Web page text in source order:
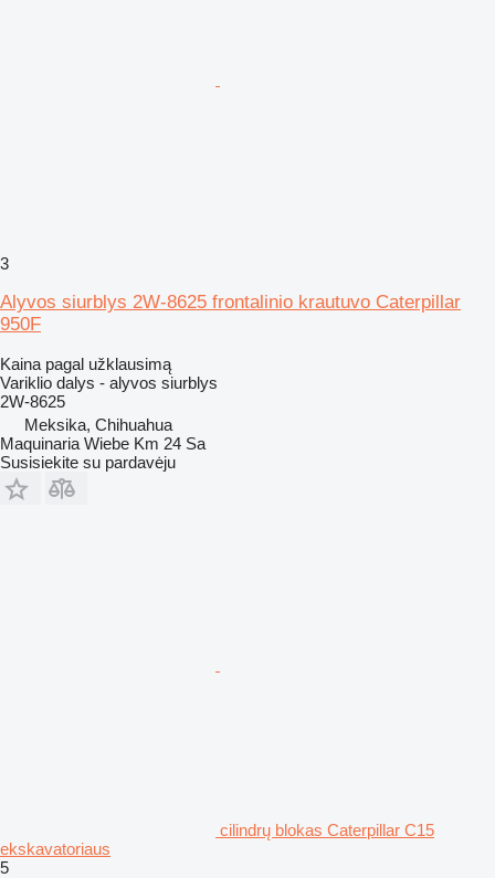
3
Alyvos siurblys 2W-8625 frontalinio krautuvo Caterpillar
950F
Kaina pagal užklausimą
Variklio dalys - alyvos siurblys
2W-8625
Meksika, Chihuahua
Maquinaria Wiebe Km 24 Sa
Susisiekite su pardavėju
cilindrų blokas Caterpillar C15
ekskavatoriaus
5